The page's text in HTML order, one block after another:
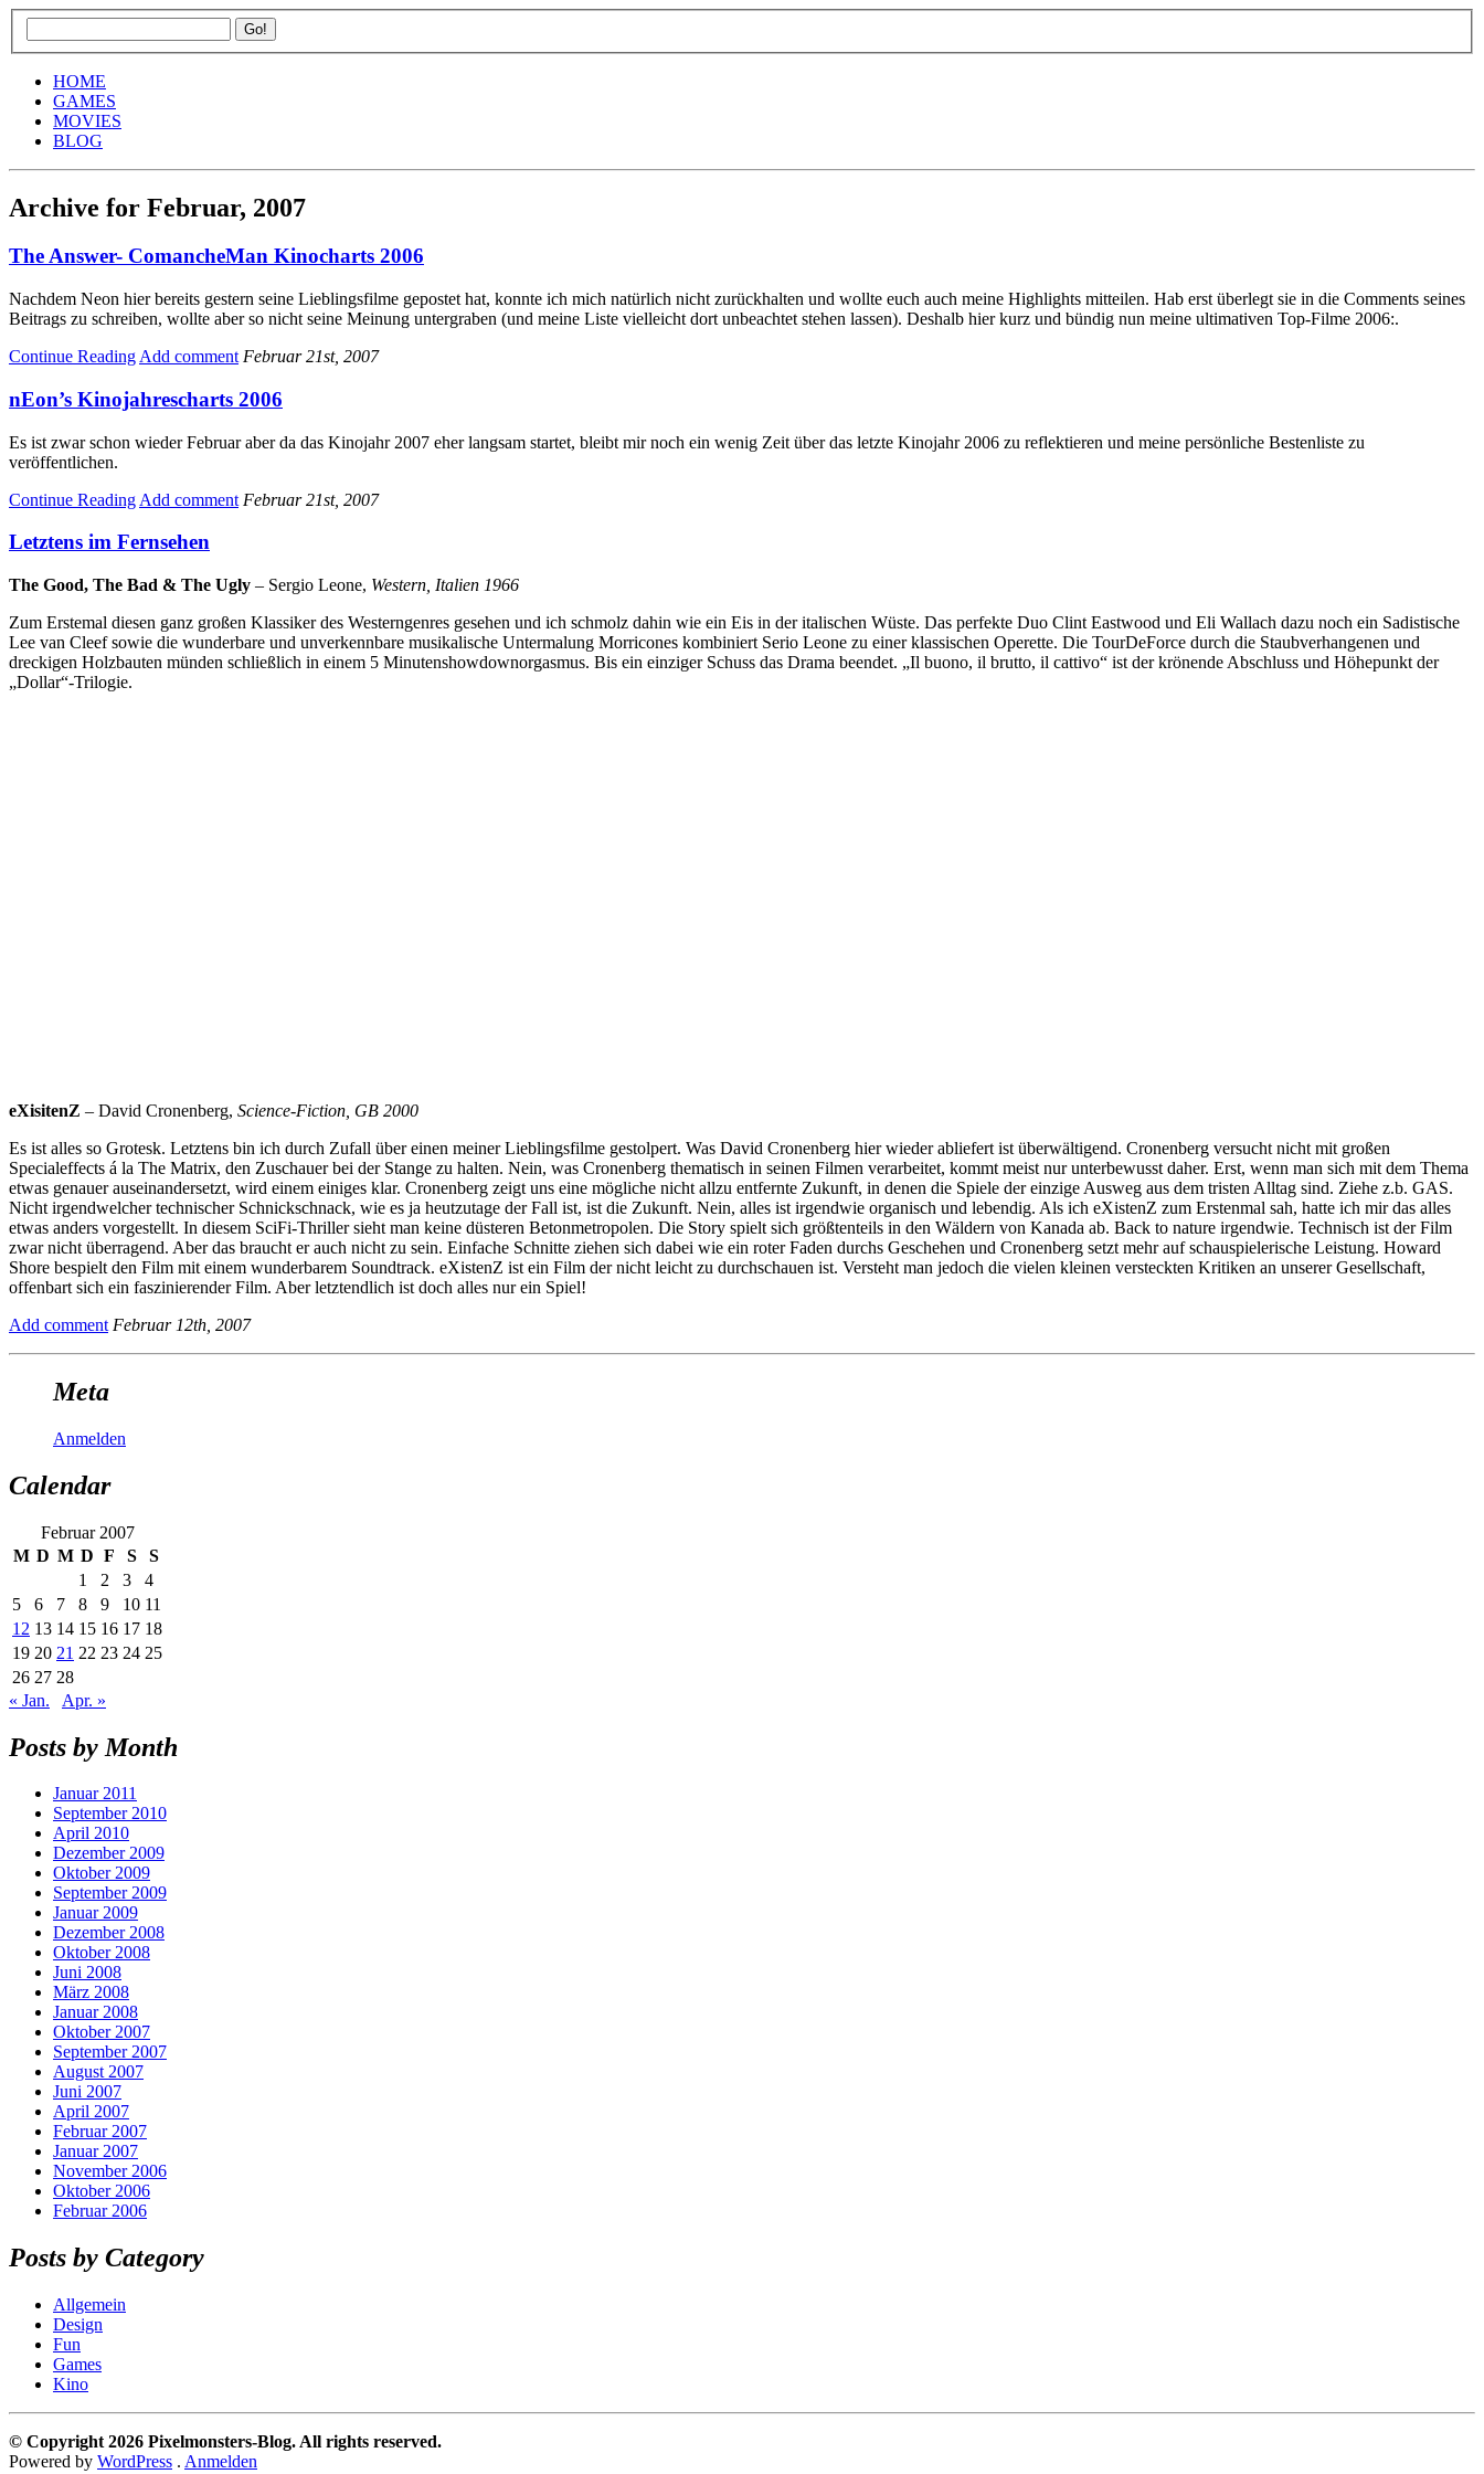
HOME
GAMES
MOVIES
BLOG
Archive for Februar, 2007
The Answer- ComancheMan Kinocharts 2006
Nachdem Neon hier bereits gestern seine Lieblingsfilme gepostet hat, konnte ich mich natürlich nicht zurückhalten und wollte euch auch meine Highlights mitteilen. Hab erst überlegt sie in die Comments seines
Beitrags zu schreiben, wollte aber so nicht seine Meinung untergraben (und meine Liste vielleicht dort unbeachtet stehen lassen). Deshalb hier kurz und bündig nun meine ultimativen Top-Filme 2006:.
Continue Reading Add comment Februar 21st, 2007
nEon’s Kinojahrescharts 2006
Es ist zwar schon wieder Februar aber da das Kinojahr 2007 eher langsam startet, bleibt mir noch ein wenig Zeit über das letzte Kinojahr 2006 zu reflektieren und meine persönliche Bestenliste zu
veröffentlichen.
Continue Reading Add comment Februar 21st, 2007
Letztens im Fernsehen
The Good, The Bad & The Ugly – Sergio Leone, Western, Italien 1966
Zum Erstemal diesen ganz großen Klassiker des Westerngenres gesehen und ich schmolz dahin wie ein Eis in der italischen Wüste. Das perfekte Duo Clint Eastwood und Eli Wallach dazu noch ein Sadistische
Lee van Cleef sowie die wunderbare und unverkennbare musikalische Untermalung Morricones kombiniert Serio Leone zu einer klassischen Operette. Die TourDeForce durch die Staubverhangenen und
dreckigen Holzbauten münden schließlich in einem 5 Minutenshowdownorgasmus. Bis ein einziger Schuss das Drama beendet. „Il buono, il brutto, il cattivo“ ist der krönende Abschluss und Höhepunkt der
„Dollar“-Trilogie.
eXisitenZ – David Cronenberg, Science-Fiction, GB 2000
Es ist alles so Grotesk. Letztens bin ich durch Zufall über einen meiner Lieblingsfilme gestolpert. Was David Cronenberg hier wieder abliefert ist überwältigend. Cronenberg versucht nicht mit großen
Specialeffects á la The Matrix, den Zuschauer bei der Stange zu halten. Nein, was Cronenberg thematisch in seinen Filmen verarbeitet, kommt meist nur unterbewusst daher. Erst, wenn man sich mit dem Thema
etwas genauer auseinandersetzt, wird einem einiges klar. Cronenberg zeigt uns eine mögliche nicht allzu entfernte Zukunft, in denen die Spiele der einzige Ausweg aus dem tristen Alltag sind. Ziehe z.b. GAS.
Nicht irgendwelcher technischer Schnickschnack, wie es ja heutzutage der Fall ist, ist die Zukunft. Nein, alles ist irgendwie organisch und lebendig. Als ich eXistenZ zum Erstenmal sah, hatte ich mir das alles
etwas anders vorgestellt. In diesem SciFi-Thriller sieht man keine düsteren Betonmetropolen. Die Story spielt sich größtenteils in den Wäldern von Kanada ab. Back to nature irgendwie. Technisch ist der Film
zwar nicht überragend. Aber das braucht er auch nicht zu sein. Einfache Schnitte ziehen sich dabei wie ein roter Faden durchs Geschehen und Cronenberg setzt mehr auf schauspielerische Leistung. Howard
Shore bespielt den Film mit einem wunderbarem Soundtrack. eXistenZ ist ein Film der nicht leicht zu durchschauen ist. Versteht man jedoch die vielen kleinen versteckten Kritiken an unserer Gesellschaft,
offenbart sich ein faszinierender Film. Aber letztendlich ist doch alles nur ein Spiel!
Add comment Februar 12th, 2007
Meta
Anmelden
Calendar
Februar 2007
M D M D F S
S
1
2 3
4
5
6 7 8 9 10 11
12 13 14 15 16 17 18
19 20 21 22 23 24 25
26 27 28
« Jan.
Apr. »
Posts by Month
Januar 2011
September 2010
April 2010
Dezember 2009
Oktober 2009
September 2009
Januar 2009
Dezember 2008
Oktober 2008
Juni 2008
März 2008
Januar 2008
Oktober 2007
September 2007
August 2007
Juni 2007
April 2007
Februar 2007
Januar 2007
November 2006
Oktober 2006
Februar 2006
Posts by Category
Allgemein
Design
Fun
Games
Kino
© Copyright 2026 Pixelmonsters-Blog. All rights reserved.
Powered by WordPress . Anmelden